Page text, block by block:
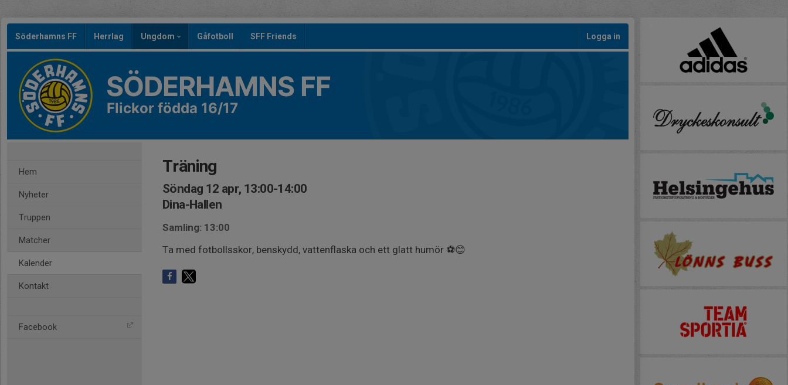
Söderhamns FF Herrlag Ungdom Gåfotboll SFF Friends Logga in
SÖDERHAMNS FF
Flickor födda 16/17
Hem
Nyheter
Truppen
Matcher
Kalender
Kontakt
Facebook
Träning
Söndag 12 apr, 13:00-14:00
Dina-Hallen
Samling: 13:00
Ta med fotbollsskor, benskydd, vattenflaska och ett glatt humör ⚽️😊